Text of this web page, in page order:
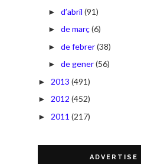
► d’abril (91)
► de març(6)
► de febrer(38)
► de gener(56)
► 2013 (491)
► 2012 (452)
► 2011 (217)
ADVERTISE